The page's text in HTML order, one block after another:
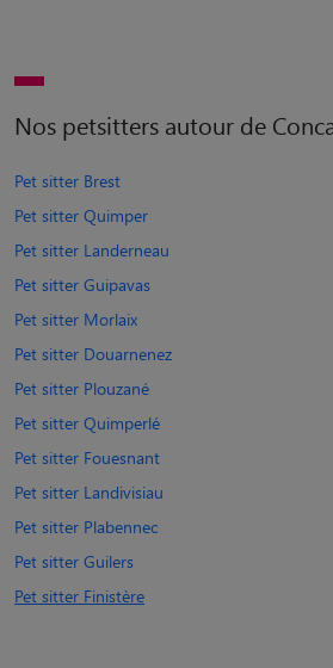
Nos petsitters autour de
Pet sitter Brest
Pet sitter Quimper
Pet sitter Landerneau
Pet sitter Guipavas
Pet sitter Morlaix
Pet sitter Douarnenez
Pet sitter Plouzané
Pet sitter Quimperlé
Pet sitter Fouesnant
Pet sitter Landivisiau
Pet sitter Plabennec
Pet sitter Guilers
Pet sitter Finistère